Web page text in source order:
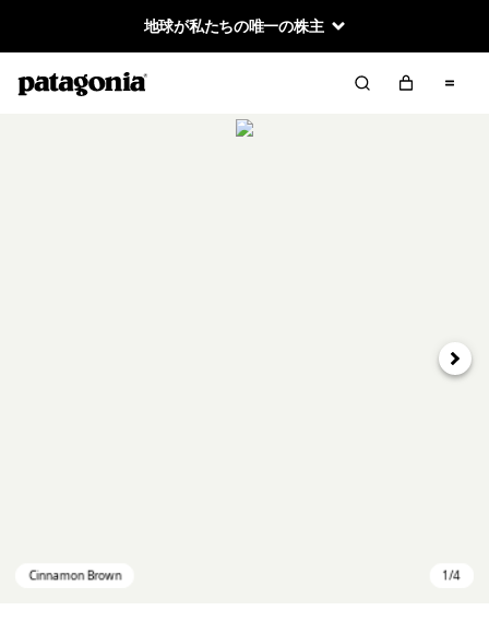
地球が私たちの唯一の株主
次へ